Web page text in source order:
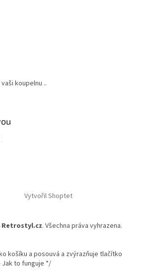
koupelnu ..
Vytvořil Shoptet
Retrostyl.cz. Všechna práva vyhrazena.
košíku a posouvá a zvýrazňuje tlačítko
to funguje */